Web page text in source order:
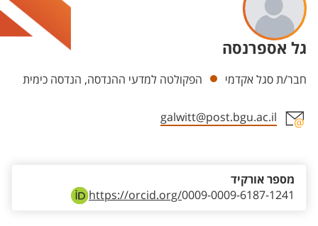
גל אספרנסה
יחידות
חבר/ת סגל אקדמי הפקולטה למדעי ההנדסה, הנדסה כימית
galwitt@post.bgu.ac.il
https://orcid.org/0009-0009-6187-1241
מספר אורקיד